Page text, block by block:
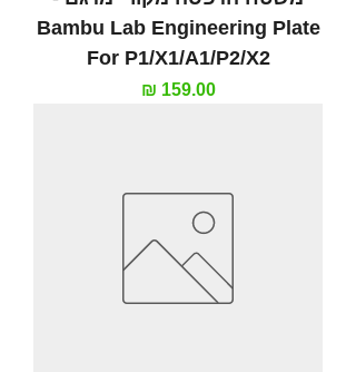
Bambu Lab Engineering Plate
For P1/X1/A1/P2/X2
מחיר‏159.00 ‏₪